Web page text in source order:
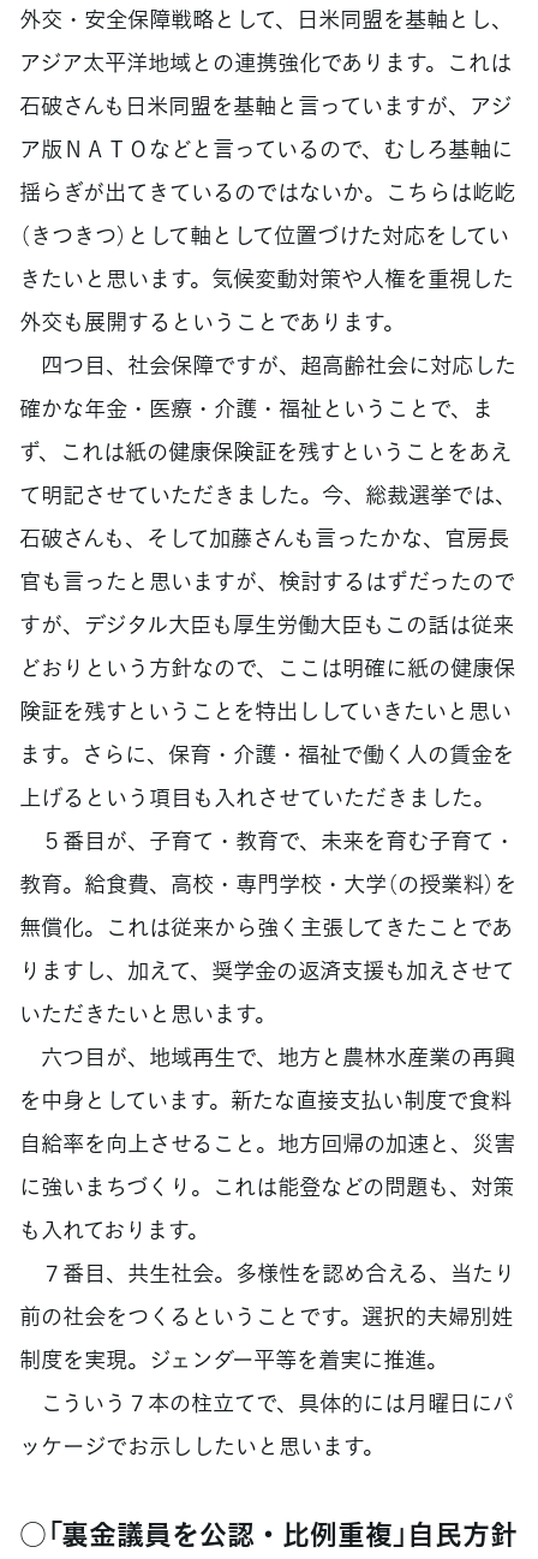
外交・安全保障戦略として、日米同盟を基軸とし、
アジア太平洋地域との連携強化であります。これは
石破さんも日米同盟を基軸と言っていますが、アジ
ア版ＮＡＴＯなどと言っているので、むしろ基軸に
揺らぎが出てきているのではないか。こちらは屹屹
（きつきつ）として軸として位置づけた対応をしてい
きたいと思います。気候変動対策や人権を重視した
外交も展開するということであります。
四つ目、社会保障ですが、超高齢社会に対応した
確かな年金・医療・介護・福祉ということで、ま
ず、これは紙の健康保険証を残すということをあえ
て明記させていただきました。今、総裁選挙では、
石破さんも、そして加藤さんも言ったかな、官房長
官も言ったと思いますが、検討するはずだったので
すが、デジタル大臣も厚生労働大臣もこの話は従来
どおりという方針なので、ここは明確に紙の健康保
険証を残すということを特出ししていきたいと思い
ます。さらに、保育・介護・福祉で働く人の賃金を
上げるという項目も入れさせていただきました。
５番目が、子育て・教育で、未来を育む子育て・
教育。給食費、高校・専門学校・大学（の授業料）を
無償化。これは従来から強く主張してきたことであ
りますし、加えて、奨学金の返済支援も加えさせて
いただきたいと思います。
六つ目が、地域再生で、地方と農林水産業の再興
を中身としています。新たな直接支払い制度で食料
自給率を向上させること。地方回帰の加速と、災害
に強いまちづくり。これは能登などの問題も、対策
も入れております。
７番目、共生社会。多様性を認め合える、当たり
前の社会をつくるということです。選択的夫婦別姓
制度を実現。ジェンダー平等を着実に推進。
こういう７本の柱立てで、具体的には月曜日にパ
ッケージでお示ししたいと思います。
○「裏金議員を公認・比例重複」自民方針